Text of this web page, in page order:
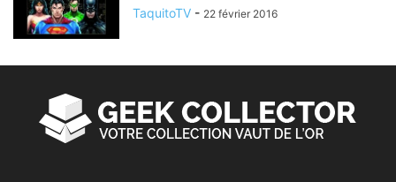
TaquitoTV - 22 février 2016